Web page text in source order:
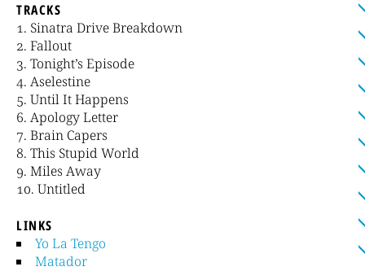
TRACKS
Sinatra Drive Breakdown
Fallout
Tonight’s Episode
Aselestine
Until It Happens
Apology Letter
Brain Capers
This Stupid World
Miles Away
Untitled
LINKS
Yo La Tengo
Matador